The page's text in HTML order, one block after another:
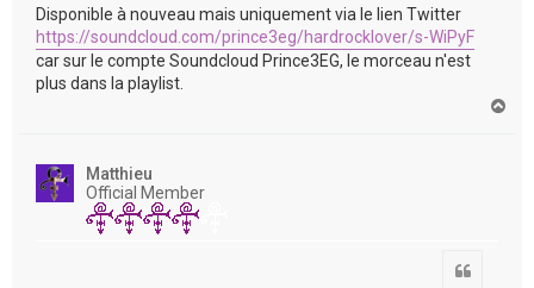
Disponible à nouveau mais uniquement via le lien Twitter
https://soundcloud.com/prince3eg/hardrocklover/s-WiPyF
car sur le compte Soundcloud Prince3EG, le morceau n'est
plus dans la playlist.
Matthieu
Official Member